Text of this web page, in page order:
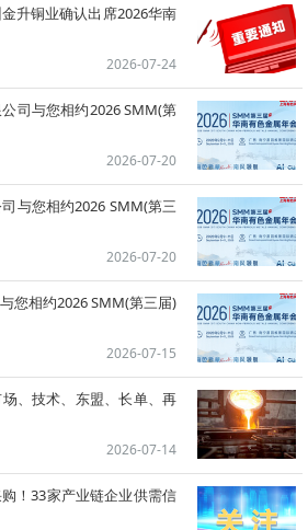
升铜业确认出席2026华南
2026-07-24
司与您相约2026 SMM(第
2026-07-20
与您相约2026 SMM(第三
2026-07-20
您相约2026 SMM(第三届)
2026-07-15
、技术、东盟、长单、再
2026-07-14
！33家产业链企业供需信